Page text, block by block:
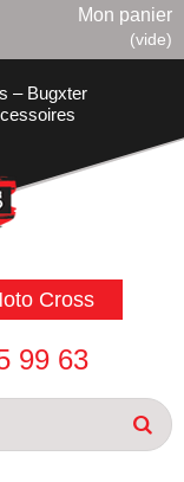
Mon panier
(vide)
– Bugxter
Cross
99 63